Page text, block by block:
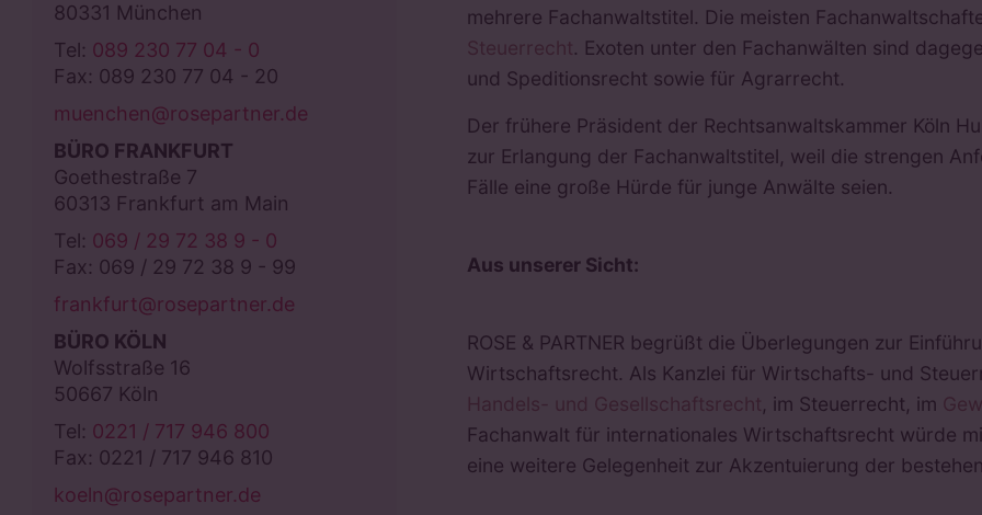
mehrere Fachanwaltstitel. Die meisten
Steuerrecht. Exoten unter den Fachanwälten sind
und Speditionsrecht sowie für Agrarrecht.
Der frühere Präsident der Rechtsanwaltskammer Köln
zur Erlangung der Fachanwaltstitel, weil die strengen
Fälle eine große Hürde für junge Anwälte seien.
Aus unserer Sicht:
ROSE & PARTNER begrüßt die Überlegungen zur
Wirtschaftsrecht. Als Kanzlei für Wirtschafts- und
Handels- und Gesellschaftsrecht, im Steuerrecht, im
Fachanwalt für internationales Wirtschaftsrecht würde
eine weitere Gelegenheit zur Akzentuierung der
80331 München
Tel: 089 230 77 04 - 0
Fax: 089 230 77 04 - 20
muenchen@rosepartner.de
BÜRO FRANKFURT
Goethestraße 7
60313 Frankfurt am Main
Tel: 069 / 29 72 38 9 - 0
Fax: 069 / 29 72 38 9 - 99
frankfurt@rosepartner.de
BÜRO KÖLN
Wolfsstraße 16
50667 Köln
Tel: 0221 / 717 946 800
Fax: 0221 / 717 946 810
koeln@rosepartner.de